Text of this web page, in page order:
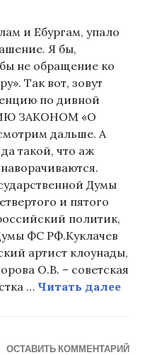
и Ебургам, упало
Я бы,
не обращение ко
Так вот, зовут
по дивной
ЗАКОНОМ «О
дальше. А
такой, что аж
Думы
и пятого
политик,
ФС РФ.Куклачев
артист клоунады,
О.В. – советская
… Читать далее
ОСТАВИТЬ КОММЕНТАРИЙ